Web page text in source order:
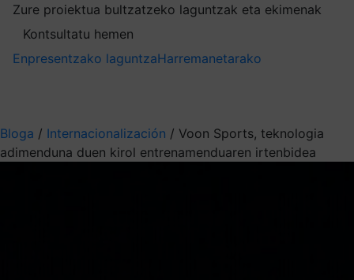
Zure proiektua bultzatzeko laguntzak eta ekimenak
Kontsultatu hemen
Enpresentzako laguntzaHarremanetarako
Bloga / Internacionalización / Voon Sports, teknologia
adimenduna duen kirol entrenamenduaren irtenbidea